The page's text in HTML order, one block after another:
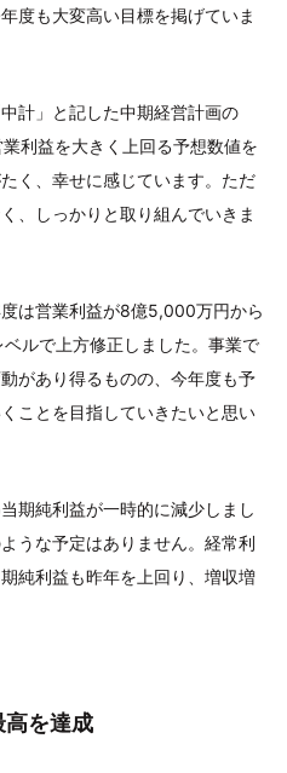
度も大変高い目標を掲げていま
計」と記した中期経営計画の
利益を大きく上回る予想数値を
く、幸せに感じています。ただ
、しっかりと取り組んでいきま
は営業利益が8億5,000万円から
ルで上方修正しました。事業で
があり得るものの、今年度も予
ことを目指していきたいと思い
期純利益が一時的に減少しまし
うな予定はありません。経常利
純利益も昨年を上回り、増収増
高を達成